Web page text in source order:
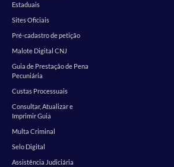
Estaduais
Sites Oficiais
Pré-cadastro de petição
Malote Digital CNJ
Guia de Prestação de Pena
Pecuniária
Custas Processuais
Consultar, Atualizar e
Imprimir Guia
Multa Criminal
Selo Digital
Assistência Judiciária